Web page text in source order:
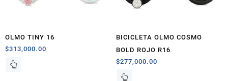
OLMO TINY 16
$313,000.00
BICICLETA OLMO COSMO
BOLD ROJO R16
$277,000.00